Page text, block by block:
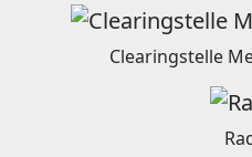
Clearingstelle